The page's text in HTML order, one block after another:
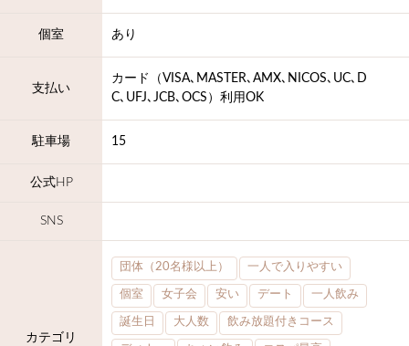
個室 あり
支払い
カード（VISA､MASTER､AMX､NICOS､UC､D
C､UFJ､JCB､OCS）利用OK
駐車場 15
公式HP
SNS
カテゴリ
団体（20名様以上） 一人で入りやすい
個室 女子会 安い デート 一人飲み
誕生日 大人数 飲み放題付きコース